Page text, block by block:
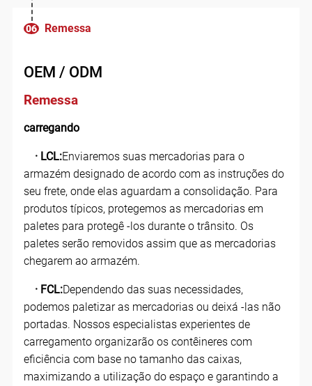
06 Remessa
OEM / ODM
Remessa
carregando
· LCL:Enviaremos suas mercadorias para o
armazém designado de acordo com as instruções do
seu frete, onde elas aguardam a consolidação. Para
produtos típicos, protegemos as mercadorias em
paletes para protegê -los durante o trânsito. Os
paletes serão removidos assim que as mercadorias
chegarem ao armazém.
· FCL:Dependendo das suas necessidades,
podemos paletizar as mercadorias ou deixá -las não
portadas. Nossos especialistas experientes de
carregamento organizarão os contêineres com
eficiência com base no tamanho das caixas,
maximizando a utilização do espaço e garantindo a